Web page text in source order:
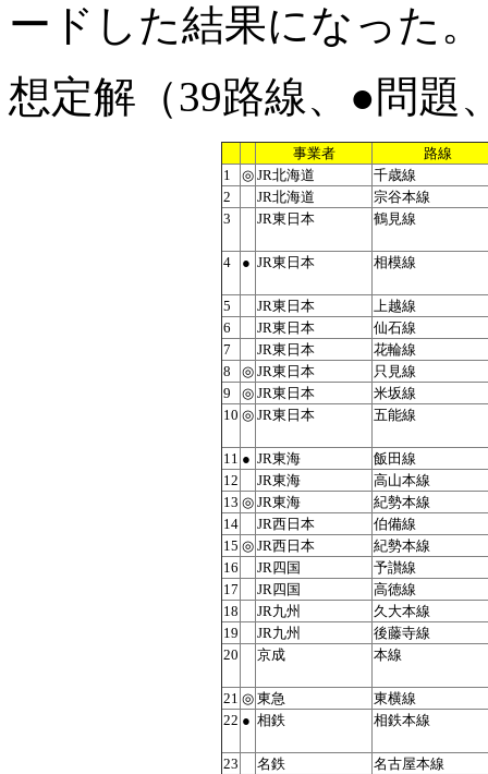
ードした結果になった。
想定解（39路線、●問
事業者
路線
1
◎ JR北海道
千歳線
2
JR北海道
宗谷本線
3
JR東日本 鶴見線
4 ● JR東日本 相模線
5 JR東日本
上越線
6
JR東日本
仙石線
7
JR東日本
花輪線
8
◎ JR東日本
只見線
9
◎ JR東日本
米坂線
10 ◎ JR東日本 五能線
11 ● JR東海
飯田線
12
JR東海
高山本線
13 ◎ JR東海
紀勢本線
14
JR西日本
伯備線
15 ◎ JR西日本
紀勢本線
16
JR四国
予讃線
17
JR四国
高徳線
18
JR九州
久大本線
19
JR九州
後藤寺線
20
京成 本線
21 ◎ 東急
東横線
22 ● 相鉄 相鉄本線
23 名鉄
名古屋本線